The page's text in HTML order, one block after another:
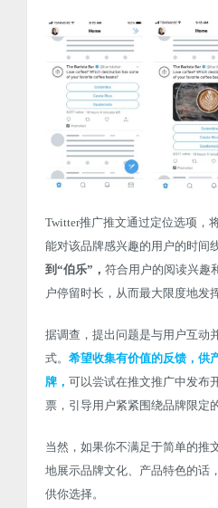
Twitter推广推文通过定位选项，
能对该品牌感兴趣的用户的时间
到“伯乐”， 符合用户的阅读兴趣
户停留时长，从而最大限度地发
据调查，提出问题是与用户互动
式。 希望收集有价值的反馈，供
牌， 可以尝试在推文推广中发布
票，引导用户紧紧围绕品牌限定
当然，如果你不满足于简单的推
地展示品牌文化、产品特色的话
供你选择。